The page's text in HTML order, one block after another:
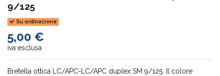
9/125
Su ordinazione
5,00 €
iva esclusa
Bretella ottica LC/APC-LC/APC duplex SM 9/125. Il colore